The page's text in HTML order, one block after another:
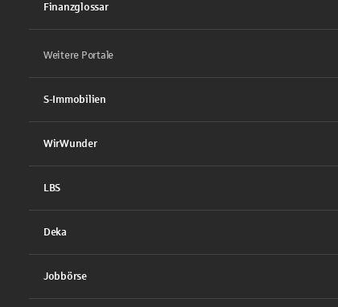
Finanzglossar
Weitere Portale
S-Immobilien
WirWunder
LBS
Deka
Jobbörse